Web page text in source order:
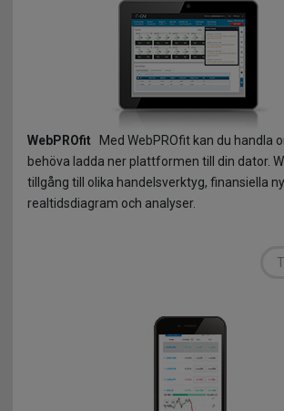
Anknutna Ombud
Närstående företag
Håll dig skyddad online
Informationsdokument
Marginalsäkerhetsskydd
WebPROfit
Med WebPROfit kan du handla
behöva ladda ner plattformen till din dator.
tillgång till olika handelsverktyg, finansiella
realtidsdiagram och analyser.